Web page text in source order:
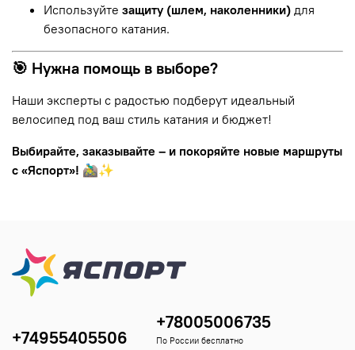
Используйте защиту (шлем, наколенники) для
безопасного катания.
🎯 Нужна помощь в выборе?
Наши эксперты с радостью подберут идеальный
велосипед под ваш стиль катания и бюджет!
Выбирайте, заказывайте – и покоряйте новые маршруты
с «Яспорт»! 🚵‍♂️✨
+74955405506
+78005006735
По России бесплатно